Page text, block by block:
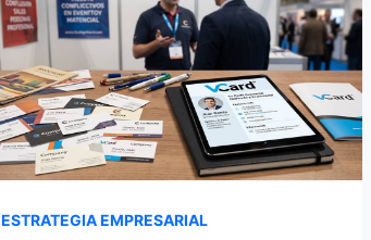
ESTRATEGIA EMPRESARIAL